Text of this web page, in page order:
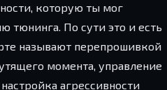
которую ты мог
тюнинга. По сути это и есть
называют перепрошивкой
момента, управление
агрессивности